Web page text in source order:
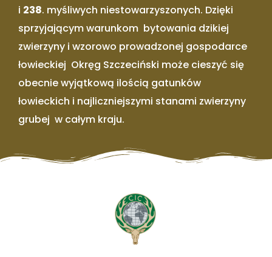
i 238. myśliwych niestowarzyszonych. Dzięki
sprzyjającym warunkom bytowania dzikiej
zwierzyny i wzorowo prowadzonej gospodarce
łowieckiej Okręg Szczeciński może cieszyć się
obecnie wyjątkową ilością gatunków
łowieckich i najliczniejszymi stanami zwierzyny
grubej w całym kraju.